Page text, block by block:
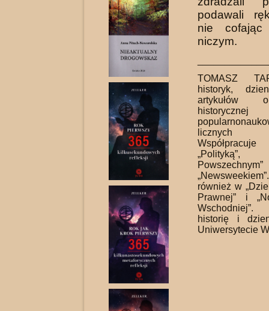
podawali
nie
niczym.
TOMASZ
historyk,
artyku­łów
licznych
„Polityką”,
również w
Prawnej” i
historię i
Uniwersytecie